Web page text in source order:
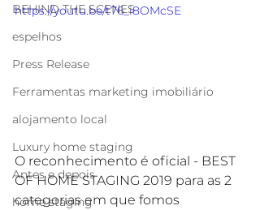
BEHIND THE SCENES
espelhos
Press Release
Ferramentas marketing imobiliário
alojamento local
Luxury home staging
Antes e depois
home staging
https://youtu.be/t76_i8OMcSE
O reconhecimento é oficial - BEST
OF HOME STAGING 2019 para as 2
categorias em que fomos